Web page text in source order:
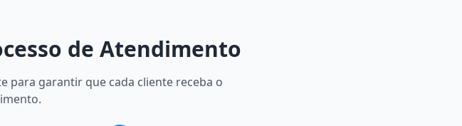
de Atendimento
para garantir que cada cliente receba o